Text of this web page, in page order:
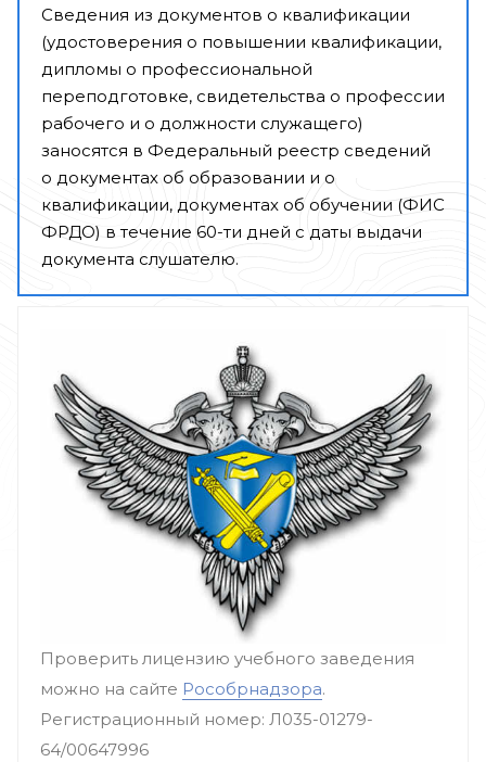
Сведения из документов о квалификации
(удостоверения о повышении квалификации,
дипломы о профессиональной
переподготовке, свидетельства о профессии
рабочего и о должности служащего)
заносятся в Федеральный реестр сведений
о документах об образовании и о
квалификации, документах об обучении (ФИС
ФРДО) в течение 60-ти дней с даты выдачи
документа слушателю.
Проверить лицензию учебного заведения
можно на сайте Рособрнадзора.
Регистрационный номер: Л035-01279-
64/00647996